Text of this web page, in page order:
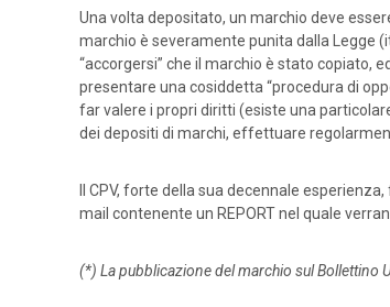
Una volta depositato, un marchio deve
marchio è severamente punita dalla Legge
“accorgersi” che il marchio è stato copiato,
presentare una cosiddetta “procedura di
far valere i propri diritti (esiste una
dei depositi di marchi, effettuare
Il CPV, forte della sua decennale
mail contenente un REPORT nel quale
(*) La pubblicazione del marchio sul Bollettino